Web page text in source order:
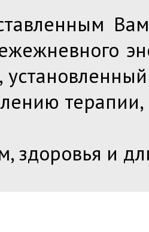
терапии,
здоровья и